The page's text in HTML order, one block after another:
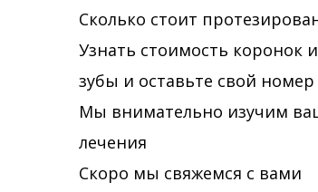
Сколько стоит
Узнать стоимость коронок
зубы и оставьте свой номер
Мы внимательно изучим
лечения
Скоро мы свяжемся с вами